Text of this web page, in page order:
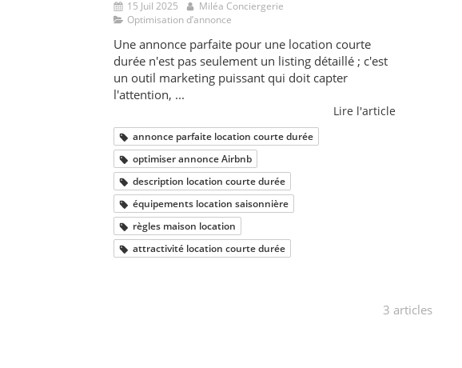
15 Juil 2025
Miléa Conciergerie
Optimisation d’annonce
Une annonce parfaite pour une location courte
durée n'est pas seulement un listing détaillé ; c'est
un outil marketing puissant qui doit capter
l'attention, ...
Lire l'article
annonce parfaite location courte durée
optimiser annonce Airbnb
description location courte durée
équipements location saisonnière
règles maison location
attractivité location courte durée
3 articles